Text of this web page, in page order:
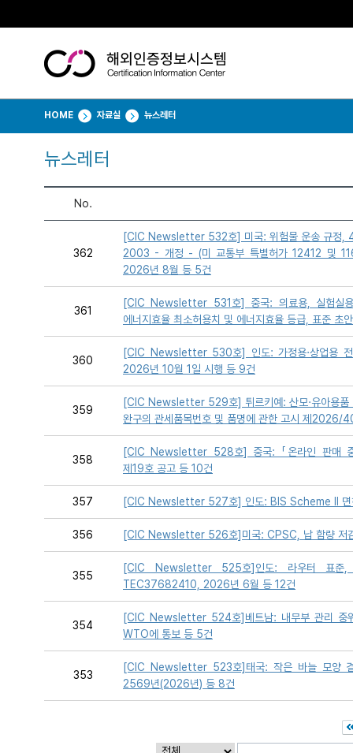
HOME 자료실 뉴스레터
뉴스레터
No.
362
[CIC Newsletter 532호] 미국: 위험물 운송 규
2003 - 개정 - (미 교통부 특별허가 12412 및
2026년 8월 등 5건
361
[CIC Newsletter 531호] 중국: 의료용, 실험실
에너지효율 최소허용치 및 에너지효율 등급, 표준 초
360
[CIC Newsletter 530호] 인도: 가정용·상업용
2026년 10월 1일 시행 등 9건
359
[CIC Newsletter 529호] 튀르키예: 산모·유아용
완구의 관세품목번호 및 품명에 관한 고시 제2026/
358
[CIC Newsletter 528호] 중국: 「온라인 판매
제19호 공고 등 10건
357 [CIC Newsletter 527호] 인도: BIS Scheme II 면
356 [CIC Newsletter 526호]미국: CPSC, 납 함량 저
355
[CIC Newsletter 525호]인도: 라우터 표준
TEC37682410, 2026년 6월 등 12건
354
[CIC Newsletter 524호]베트남: 내무부 관리 중
WTO에 통보 등 5건
353
[CIC Newsletter 523호]태국: 작은 바늘 모양
2569년(2026년) 등 8건